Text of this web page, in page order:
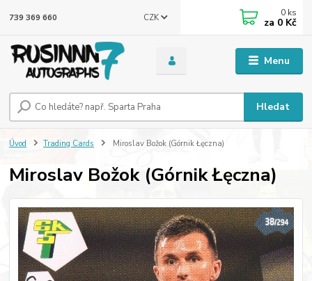
Menu
CZK
Hledat
739 369 660 0 ks
za 0 Kč
Úvod Trading Cards Miroslav Božok (Górnik Łęczna)
Miroslav Božok (Górnik Łęczna)